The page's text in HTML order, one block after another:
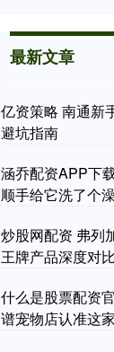
最新文章
亿资策略 南通新
避坑指南
涵乔配资APP下
顺手给它洗了个
炒股网配资 弗列
王牌产品深度对比
什么是股票配资
谱宠物店认准这家